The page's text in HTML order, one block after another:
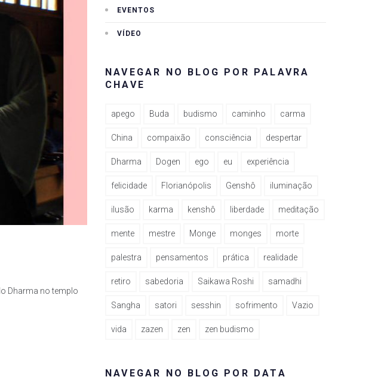
Dharma no templo
EVENTOS
VÍDEO
NAVEGAR NO BLOG POR PALAVRA
CHAVE
apego Buda budismo caminho carma
China compaixão consciência despertar
Dharma Dogen ego eu experiência
felicidade Florianópolis Genshô iluminação
ilusão karma kenshô liberdade meditação
mente mestre Monge monges morte
palestra pensamentos prática realidade
retiro sabedoria Saikawa Roshi samadhi
Sangha satori sesshin sofrimento Vazio
vida zazen zen zen budismo
NAVEGAR NO BLOG POR DATA